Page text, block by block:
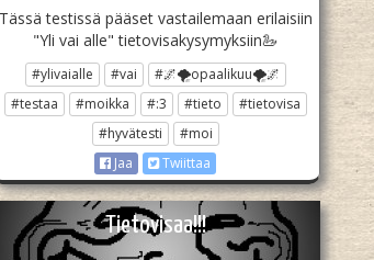
Tässä testissä pääset vastailemaan erilaisiin
"Yli vai alle" tietovisakysymyksiin🦢
#ylivaialle #vai
#🌌🌪opaalikuu🌪🌌
#testaa
#moikka #:3 #tieto
#tietovisa
#hyvätesti
#moi
Jaa
Twiittaa
Tietovisaa!!!